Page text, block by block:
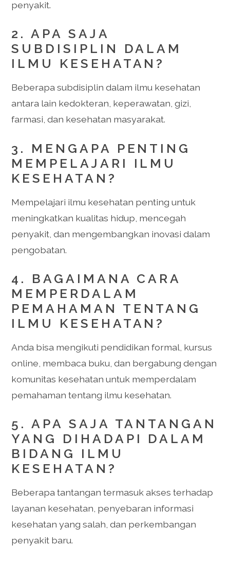
penyakit.
2. APA SAJA
SUBDISIPLIN DALAM
ILMU KESEHATAN?
Beberapa subdisiplin dalam ilmu kesehatan
antara lain kedokteran, keperawatan, gizi,
farmasi, dan kesehatan masyarakat.
3. MENGAPA PENTING
MEMPELAJARI ILMU
KESEHATAN?
Mempelajari ilmu kesehatan penting untuk
meningkatkan kualitas hidup, mencegah
penyakit, dan mengembangkan inovasi dalam
pengobatan.
4. BAGAIMANA CARA
MEMPERDALAM
PEMAHAMAN TENTANG
ILMU KESEHATAN?
Anda bisa mengikuti pendidikan formal, kursus
online, membaca buku, dan bergabung dengan
komunitas kesehatan untuk memperdalam
pemahaman tentang ilmu kesehatan.
5. APA SAJA TANTANGAN
YANG DIHADAPI DALAM
BIDANG ILMU
KESEHATAN?
Beberapa tantangan termasuk akses terhadap
layanan kesehatan, penyebaran informasi
kesehatan yang salah, dan perkembangan
penyakit baru.